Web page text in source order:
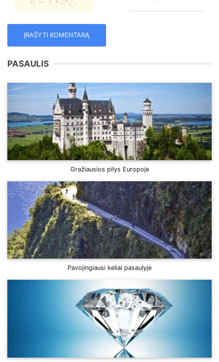
PASAULIS
Gražiausios pilys Europoje
Pavojingiausi keliai pasaulyje